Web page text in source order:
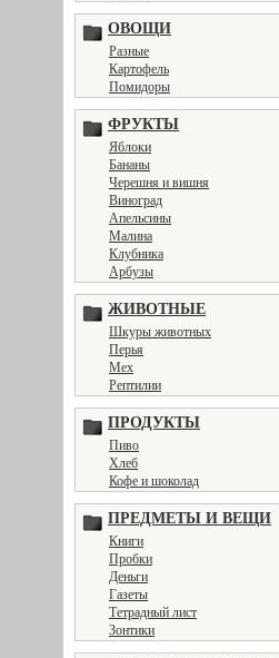
ОВОЩИ
Разные
Картофель
Помидоры
ФРУКТЫ
Яблоки
Бананы
Черешня и вишня
Виноград
Апельсины
Малина
Клубника
Арбузы
ЖИВОТНЫЕ
Шкуры животных
Перья
Мех
Рептилии
ПРОДУКТЫ
Пиво
Хлеб
Кофе и шоколад
ПРЕДМЕТЫ И ВЕЩИ
Книги
Пробки
Деньги
Газеты
Тетрадный лист
Зонтики